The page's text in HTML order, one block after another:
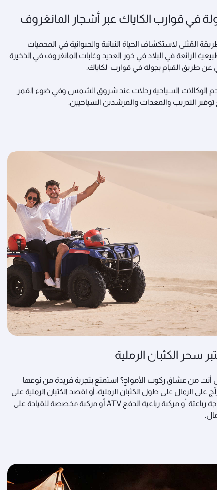
في قوارب الكاياك عبر أشجار المانغروف
المُثلى لاستكشاف الحياة النباتية والحيوانية في المحميات
الرائعة في البلاد في خور العديد وغابات المانغروف في الذخيرة
طريق القيام بجولة في قوارب الكاياك.
الوكالات السياحية رحلات عند شروق الشمس وفي ضوء القمر
التدريب والمعدات والمرشدين السياحيين.
سحر الكثبان الرملية
أنت من عشاق ركوب الأمواج؟ استمتع بتجربة فريدة من نوعها
على الرمال على طول الكثبان الرملية، أو اقصد الكثبان الرملية على
درّاجة رباعيّة أو مركبة رباعية الدفع ATV أو مركبة مخصصة للقيادة على